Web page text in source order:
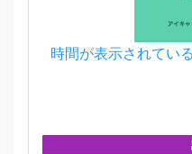
時間が表示されてい